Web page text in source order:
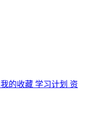
我的收藏 学习计划 资